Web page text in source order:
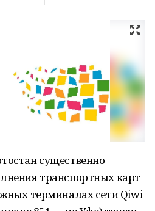
существенно
транспортных карт
терминалах сети Qiwi